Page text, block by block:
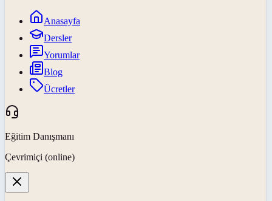
Anasayfa
Dersler
Yorumlar
Blog
Ücretler
Eğitim Danışmanı
Çevrimiçi (online)